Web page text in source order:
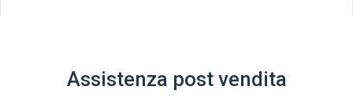
Assistenza post vendita